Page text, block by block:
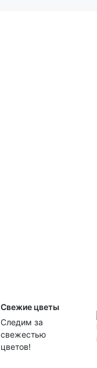
Свежие цветы
Следим за
свежестью
цветов!